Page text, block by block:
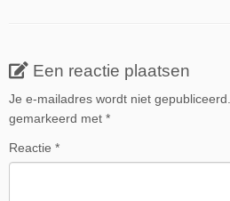
Een reactie plaatsen
Je e-mailadres wordt niet gepubliceerd.
gemarkeerd met *
Reactie *